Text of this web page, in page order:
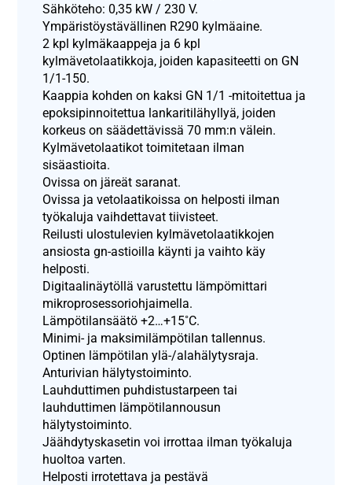
Sähköteho: 0,35 kW / 230 V.
Ympäristöystävällinen R290 kylmäaine.
2 kpl kylmäkaappeja ja 6 kpl
kylmävetolaatikkoja, joiden kapasiteetti on GN
1/1-150.
Kaappia kohden on kaksi GN 1/1 -mitoitettua ja
epoksipinnoitettua lankaritilähyllyä, joiden
korkeus on säädettävissä 70 mm:n välein.
Kylmävetolaatikot toimitetaan ilman
sisäastioita.
Ovissa on järeät saranat.
Ovissa ja vetolaatikoissa on helposti ilman
työkaluja vaihdettavat tiivisteet.
Reilusti ulostulevien kylmävetolaatikkojen
ansiosta gn-astioilla käynti ja vaihto käy
helposti.
Digitaalinäytöllä varustettu lämpömittari
mikroprosessoriohjaimella.
Lämpötilansäätö +2…+15˚C.
Minimi- ja maksimilämpötilan tallennus.
Optinen lämpötilan ylä-/alahälytysraja.
Anturivian hälytystoiminto.
Lauhduttimen puhdistustarpeen tai
lauhduttimen lämpötilannousun
hälytystoiminto.
Jäähdytyskasetin voi irrottaa ilman työkaluja
huoltoa varten.
Helposti irrotettava ja pestävä